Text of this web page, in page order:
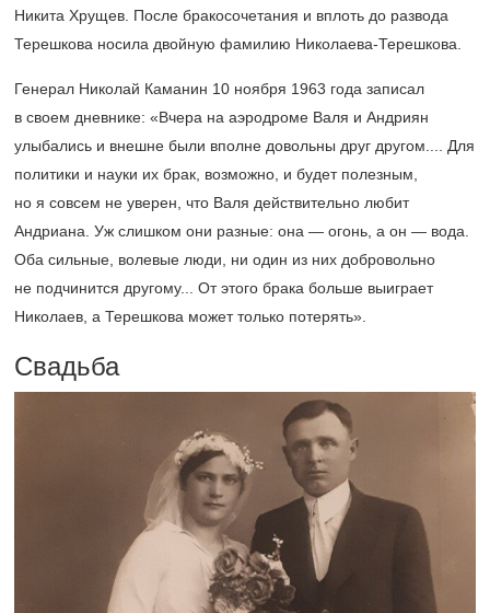
Никита Хрущев. После бракосочетания и вплоть до развода
Терешкова носила двойную фамилию Николаева-Терешкова.
Генерал Николай Каманин 10 ноября 1963 года записал
в своем дневнике: «Вчера на аэродроме Валя и Андриян
улыбались и внешне были вполне довольны друг другом.... Для
политики и науки их брак, возможно, и будет полезным,
но я совсем не уверен, что Валя действительно любит
Андриана. Уж слишком они разные: она — огонь, а он — вода.
Оба сильные, волевые люди, ни один из них добровольно
не подчинится другому... От этого брака больше выиграет
Николаев, а Терешкова может только потерять».
Свадьба